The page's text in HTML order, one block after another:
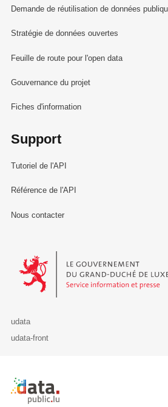
Demande de réutilisation de données
Stratégie de données ouvertes
Feuille de route pour l'open data
Gouvernance du projet
Fiches d'information
Support
Tutoriel de l'API
Référence de l'API
Nous contacter
Le Gouvernement du Grand-Duché de
udata
udata-front
Retour à l'accueil de